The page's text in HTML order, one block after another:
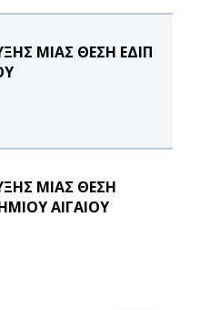
ΜΙΑΣ ΘΕΣΗ ΕΔΙΠ
ΜΙΑΣ ΘΕΣΗ
ΑΙΓΑΙΟΥ